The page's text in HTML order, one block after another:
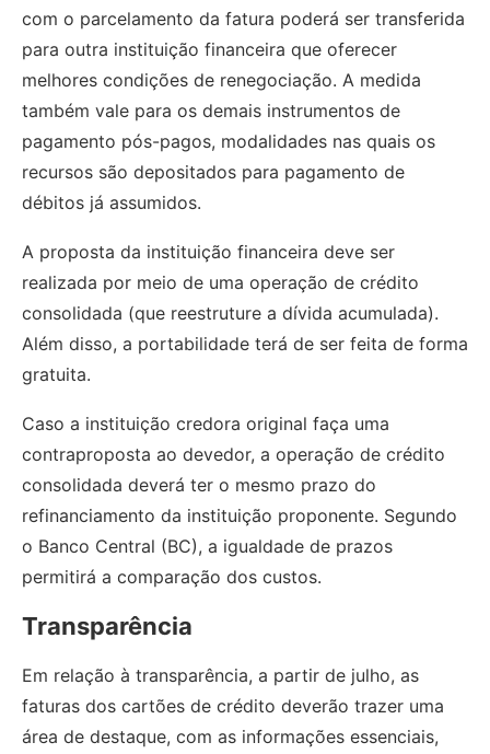
com o parcelamento da fatura poderá ser transferida
para outra instituição financeira que oferecer
melhores condições de renegociação. A medida
também vale para os demais instrumentos de
pagamento pós-pagos, modalidades nas quais os
recursos são depositados para pagamento de
débitos já assumidos.
A proposta da instituição financeira deve ser
realizada por meio de uma operação de crédito
consolidada (que reestruture a dívida acumulada).
Além disso, a portabilidade terá de ser feita de forma
gratuita.
Caso a instituição credora original faça uma
contraproposta ao devedor, a operação de crédito
consolidada deverá ter o mesmo prazo do
refinanciamento da instituição proponente. Segundo
o Banco Central (BC), a igualdade de prazos
permitirá a comparação dos custos.
Transparência
Em relação à transparência, a partir de julho, as
faturas dos cartões de crédito deverão trazer uma
área de destaque, com as informações essenciais,